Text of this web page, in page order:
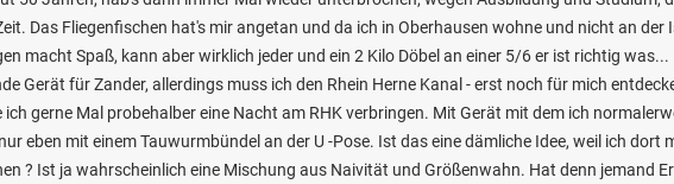
Das Fliegenfischen hat's mir angetan und da ich in Oberhausen wohne und nicht an der
macht Spaß, kann aber wirklich jeder und ein 2 Kilo Döbel an einer 5/6 er ist richtig was...
Gerät für Zander, allerdings muss ich den Rhein Herne Kanal - erst noch für mich
gerne Mal probehalber eine Nacht am RHK verbringen. Mit Gerät mit dem ich
eben mit einem Tauwurmbündel an der U -Pose. Ist das eine dämliche Idee, weil ich dort
? Ist ja wahrscheinlich eine Mischung aus Naivität und Größenwahn. Hat denn jemand